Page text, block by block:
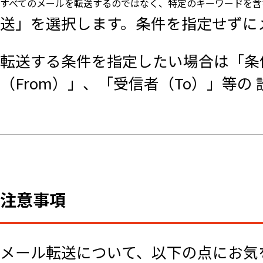
すべてのメールを転送するのではなく、特定のキーワードを
送」を選択します。条件を指定せず
転送する条件を指定したい場合は「
（From）」、「受信者（To）」等
注意事項
メール転送について、以下の点にお